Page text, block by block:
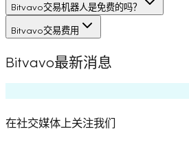
Bitvavo交易机器人是免费的吗？
Bitvavo交易费用
Bitvavo最新消息
在社交媒体上关注我们